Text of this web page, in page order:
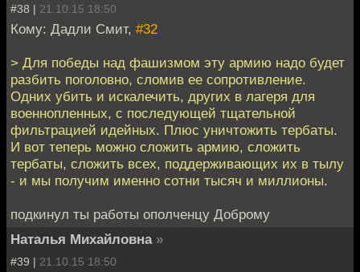
#38 | 21.10.15 18:50
Кому: Дадли Смит, #32
> Для победы над фашизмом эту армию надо будет
разбить поголовно, сломив ее сопротивление.
Одних убить и искалечить, других в лагеря для
военнопленных, с последующей тщательной
фильтрацией идейных. Плюс уничтожить тербаты.
И вот теперь можно сложить армию, сложить
тербаты, сложить всех, поддерживающих их в тылу
- и мы получим именно сотни тысяч и миллионы.
подкинул ты работы ополченцу Доброму
Наталья Михайловна »
#39 | 21.10.15 18:50